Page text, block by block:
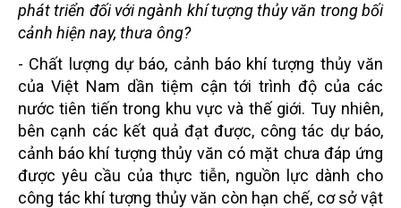
phát triển đối với ngành khí tượng thủy văn trong bối
cảnh hiện nay, thưa ông?
- Chất lượng dự báo, cảnh báo khí tượng thủy văn
của Việt Nam dần tiệm cận tới trình độ của các
nước tiên tiến trong khu vực và thế giới. Tuy nhiên,
bên cạnh các kết quả đạt được, công tác dự báo,
cảnh báo khí tượng thủy văn có mặt chưa đáp ứng
được yêu cầu của thực tiễn, nguồn lực dành cho
công tác khí tượng thủy văn còn hạn chế, cơ sở vật